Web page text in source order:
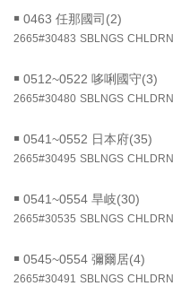
￭ 0463 任那國司(2)
2665#30483 SBLNGS CHLDRN
￭ 0512~0522 哆唎國守(3)
2665#30480 SBLNGS CHLDRN
￭ 0541~0552 日本府(35)
2665#30495 SBLNGS CHLDRN
￭ 0541~0554 旱岐(30)
2665#30535 SBLNGS CHLDRN
￭ 0545~0554 彌爾居(4)
2665#30491 SBLNGS CHLDRN